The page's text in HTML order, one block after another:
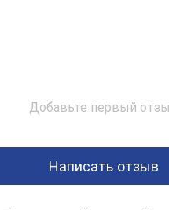
Добавьте первый
Написать отзыв